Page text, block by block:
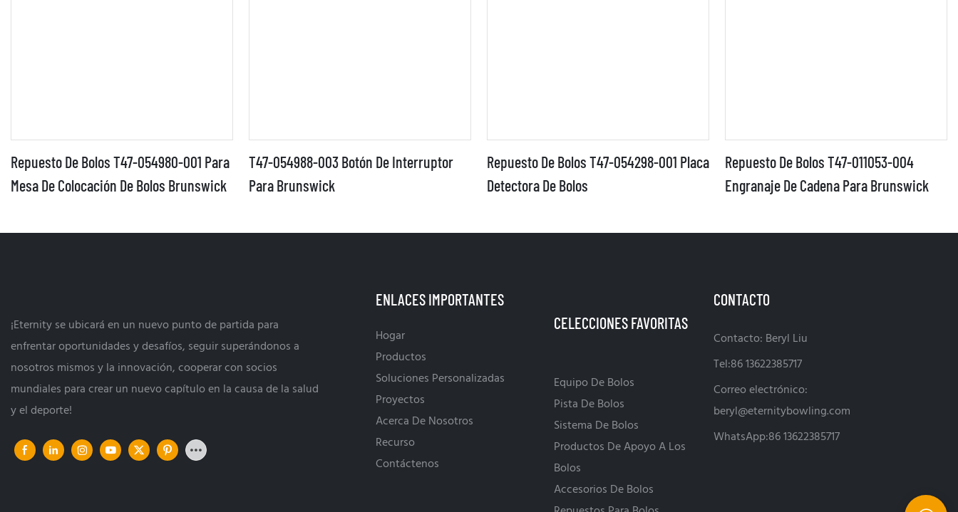
Repuesto De Bolos T47-054980-001 Para
Mesa De Colocación De Bolos Brunswick
T47-054988-003 Botón De Interruptor
Para Brunswick
Repuesto De Bolos T47-054298-001 Placa
Detectora De Bolos
Repuesto De Bolos T47-011053-004
Engranaje De Cadena Para Brunswick
¡Eternity se ubicará en un nuevo punto de partida para
enfrentar oportunidades y desafíos, seguir superándonos a
nosotros mismos y la innovación, cooperar con socios
mundiales para crear un nuevo capítulo en la causa de la salud
y el deporte!
ENLACES IMPORTANTES
Hogar
Productos
Soluciones Personalizadas
Proyectos
Acerca De Nosotros
Recurso
Contáctenos
CELECCIONES FAVORITAS
Equipo De Bolos
Pista De Bolos
Sistema De Bolos
Productos De Apoyo A Los
Bolos
Accesorios De Bolos
CONTACTO
Contacto: Beryl Liu
Tel:86 13622385717
Correo electrónico:
beryl@eternitybowling.com
WhatsApp:86 13622385717